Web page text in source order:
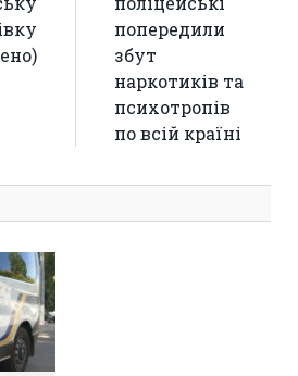
попередили
збут
наркотиків та
психотропів
по всій країні